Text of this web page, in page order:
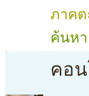
ภาค
ค้นหา
คอน